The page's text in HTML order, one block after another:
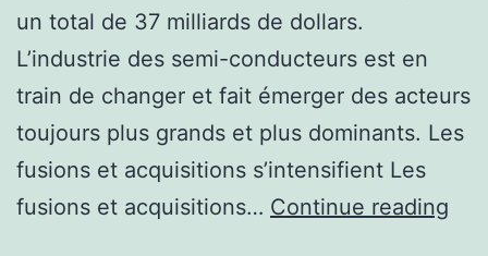
un total de 37 milliards de dollars.
L’industrie des semi-conducteurs est en
train de changer et fait émerger des acteurs
toujours plus grands et plus dominants. Les
fusions et acquisitions s’intensifient Les
fusions et acquisitions… Continue reading